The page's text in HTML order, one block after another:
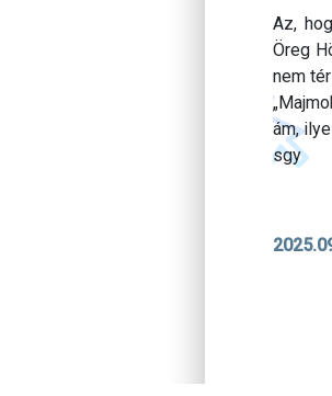
Az,
Öreg
nem
ám,
sgy